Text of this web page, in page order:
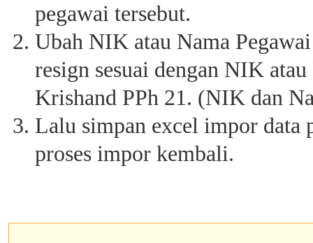
pegawai tersebut.
Ubah NIK atau Nama
resign sesuai dengan NIK
Krishand PPh 21. (NIK dan
Lalu simpan excel impor data
proses impor kembali.